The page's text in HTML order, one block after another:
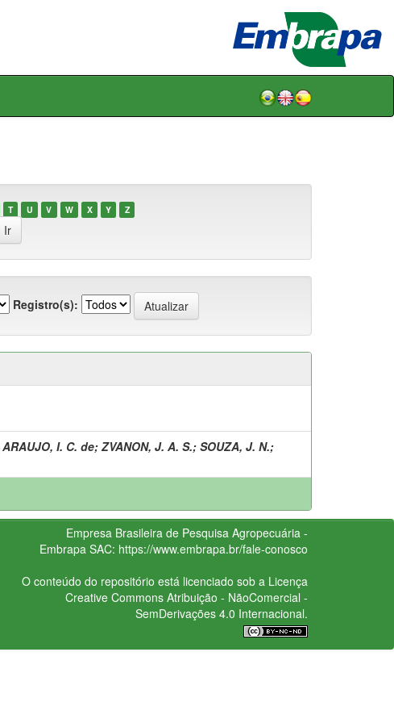
T U V W X Y Z
Registro(s):
ARAUJO, I. C. de; ZVANON, J. A. S.; SOUZA, J. N.;
Empresa Brasileira de Pesquisa Agropecuária -
Embrapa SAC: https://www.embrapa.br/fale-conosco
O conteúdo do repositório está licenciado sob a Licença
Creative CommonsAtribuição - NãoComercial -
SemDerivações 4.0 Internacional.